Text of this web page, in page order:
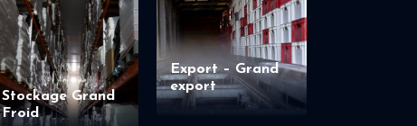
Stockage Grand
Froid
Export – Grand
export